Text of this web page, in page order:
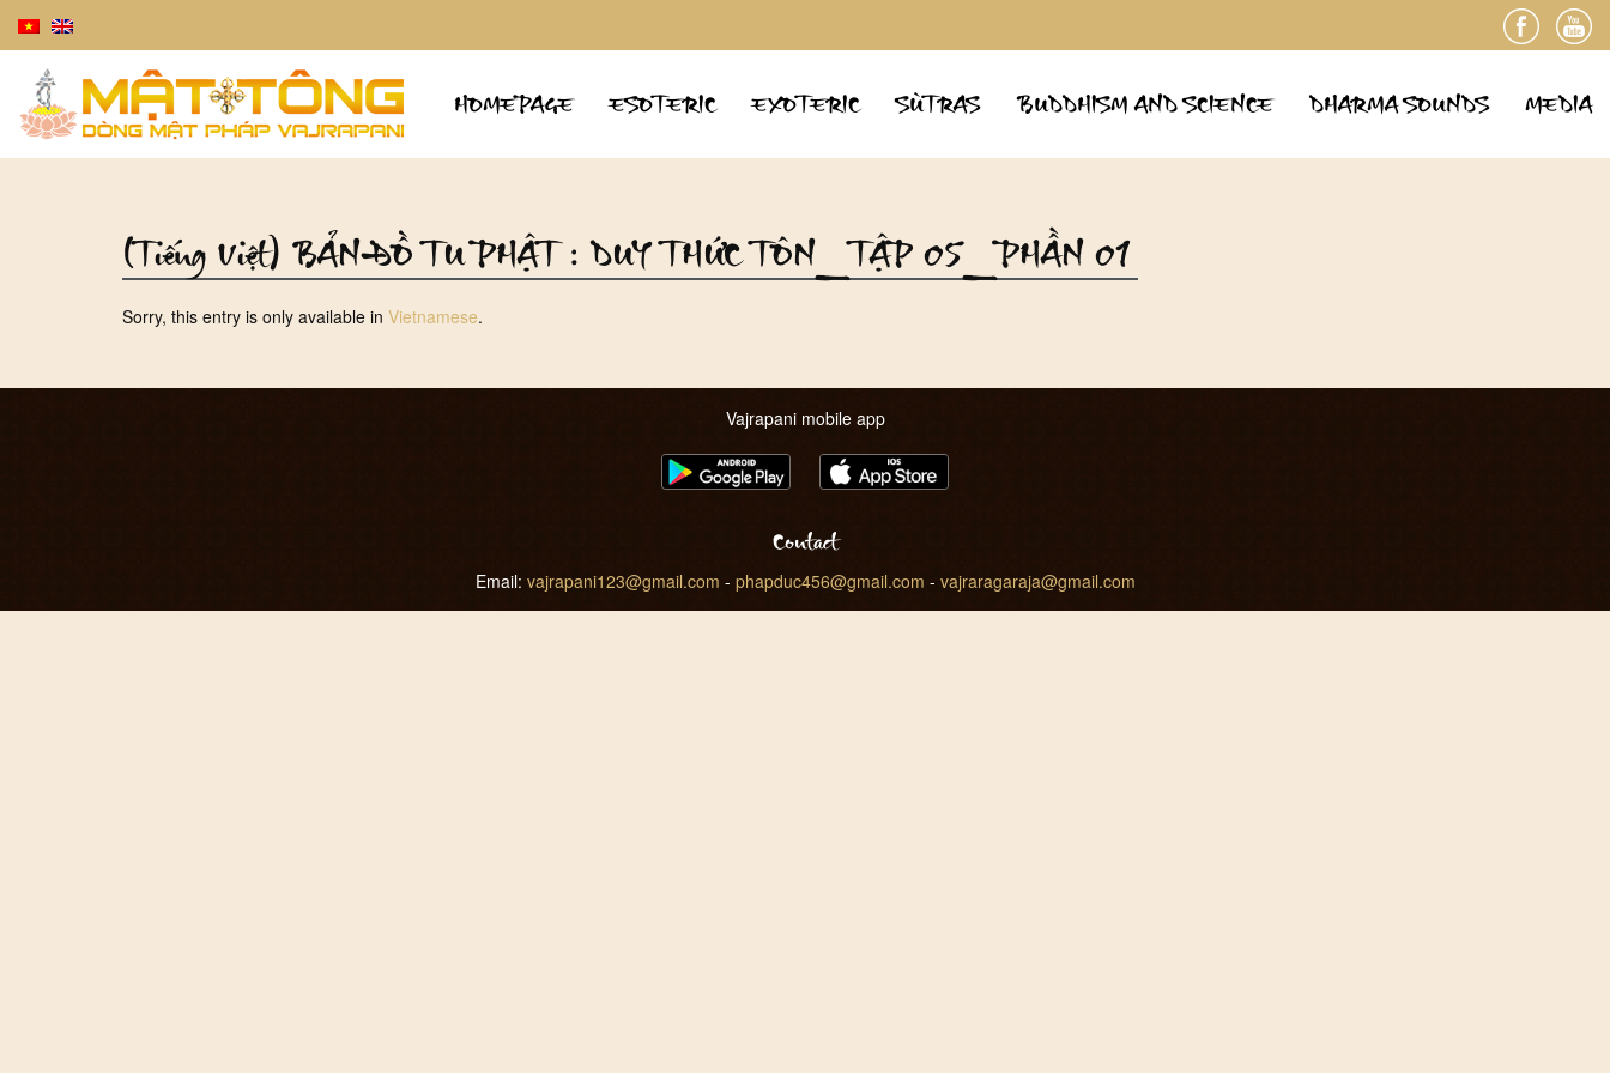
HOMEPAGE ESOTERIC EXOTERIC SÙTRAS BUDDHISM AND SCIENCE DHARMA SOUNDS MEDIA
(Tiếng Việt) BẢN ĐỒ TU PHẬT : DUY THỨC TÔN_TẬP 05_PHẦN 01
Sorry, this entry is only available in Vietnamese.
Vajrapani mobile app
Contact
Email: vajrapani123@gmail.com - phapduc456@gmail.com - vajraragaraja@gmail.com